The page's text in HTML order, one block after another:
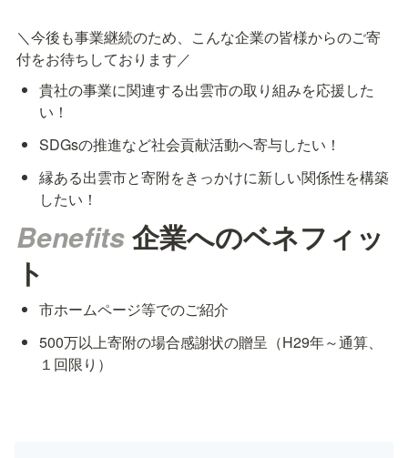
＼今後も事業継続のため、こんな企業の皆様からのご寄
付をお待ちしております／
貴社の事業に関連する出雲市の取り組みを応援した
い！
SDGsの推進など社会貢献活動へ寄与したい！
縁ある出雲市と寄附をきっかけに新しい関係性を構築
したい！
Benefits 企業へのベネフィッ
ト
市ホームページ等でのご紹介
500万以上寄附の場合感謝状の贈呈（H29年～通算、
１回限り）